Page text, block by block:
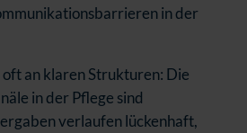
in der
an klaren Strukturen: Die
in der Pflege sind
verlaufen lückenhaft,